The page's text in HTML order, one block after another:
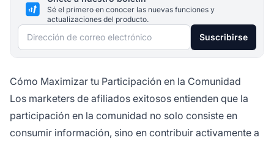
Sé el primero en conocer las nuevas funciones y
actualizaciones del producto.
Dirección de correo electrónico Suscribirse
Cómo Maximizar tu Participación en la Comunidad
Los marketers de afiliados exitosos entienden que la
participación en la comunidad no solo consiste en
consumir información, sino en contribuir activamente a